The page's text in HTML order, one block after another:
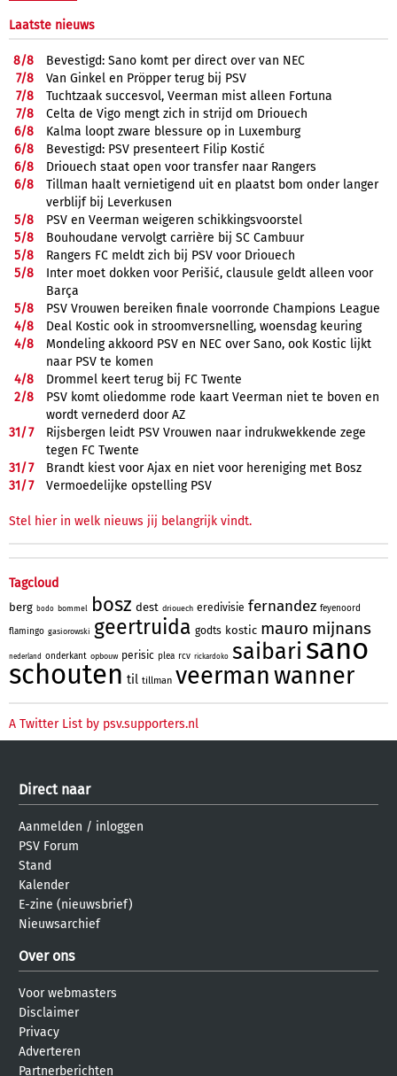
Laatste nieuws
8/8
Bevestigd: Sano komt per direct over van NEC
7/8
Van Ginkel en Pröpper terug bij PSV
7/8
Tuchtzaak succesvol, Veerman mist alleen Fortuna
7/8
Celta de Vigo mengt zich in strijd om Driouech
6/8
Kalma loopt zware blessure op in Luxemburg
6/8
Bevestigd: PSV presenteert Filip Kostić
6/8
Driouech staat open voor transfer naar Rangers
6/8
Tillman haalt vernietigend uit en plaatst bom onder langer
verblijf bij Leverkusen
5/8
PSV en Veerman weigeren schikkingsvoorstel
5/8
Bouhoudane vervolgt carrière bij SC Cambuur
5/8
Rangers FC meldt zich bij PSV voor Driouech
5/8
Inter moet dokken voor Perišić, clausule geldt alleen voor
Barça
5/8
PSV Vrouwen bereiken finale voorronde Champions League
4/8
Deal Kostic ook in stroomversnelling, woensdag keuring
4/8
Mondeling akkoord PSV en NEC over Sano, ook Kostic lijkt
naar PSV te komen
4/8
Drommel keert terug bij FC Twente
2/8
PSV komt oliedomme rode kaart Veerman niet te boven en
wordt vernederd door AZ
31/7
Rijsbergen leidt PSV Vrouwen naar indrukwekkende zege
tegen FC Twente
31/7
Brandt kiest voor Ajax en niet voor hereniging met Bosz
31/7 Vermoedelijke opstelling PSV
Stel hier in welk nieuws jij belangrijk vindt.
Tagcloud
berg bodo bommel bosz dest driouech eredivisie fernandez feyenoord
flamingo gasiorowski geertruida godts kostic mauro mijnans
nederland onderkant opbouw perisic plea rcv rickardoko saibari sano
schouten til tillman veermanwanner
A Twitter List by psv.supporters.nl
Direct naar
Aanmelden / inloggen
PSV Forum
Stand
Kalender
E-zine (nieuwsbrief)
Nieuwsarchief
Over ons
Voor webmasters
Disclaimer
Privacy
Adverteren
Partnerberichten